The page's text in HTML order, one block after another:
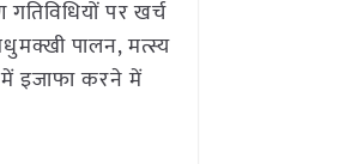
पर खर्च
पालन, मत्स्य
इजाफा करने में